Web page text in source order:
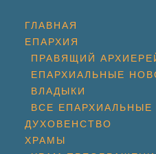
ГЛАВНАЯ
ЕПАРХИЯ
ПРАВЯЩИЙ
ЕПАРХИАЛЬНЫЕ
ВЛАДЫКИ
ВСЕ
ДУХОВЕНСТВО
ХРАМЫ